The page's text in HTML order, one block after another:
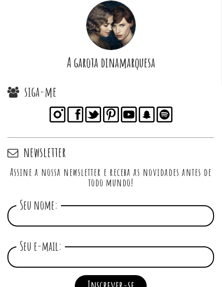
A garota dinamarquesa
siga-me
newsletter
Assine a nossa newsletter e receba as novidades antes de
todo mundo!
Seu nome:
Seu e-mail: